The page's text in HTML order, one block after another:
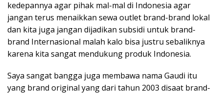
kedepannya agar pihak mal-mal di Indonesia agar
jangan terus menaikkan sewa outlet brand-brand lokal
dan kita juga jangan dijadikan subsidi untuk brand-
brand Internasional malah kalo bisa justru sebaliknya
karena kita sangat mendukung produk Indonesia.
Saya sangat bangga juga membawa nama Gaudi itu
yang brand original yang dari tahun 2003 disaat brand-